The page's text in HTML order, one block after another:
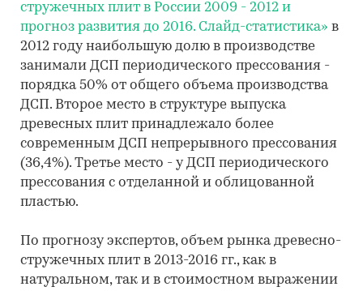
стружечных плит в России 2009 - 2012 и
прогноз развития до 2016. Слайд-статистика» в
2012 году наибольшую долю в производстве
занимали ДСП периодического прессования -
порядка 50% от общего объема производства
ДСП. Второе место в структуре выпуска
древесных плит принадлежало более
современным ДСП непрерывного прессования
(36,4%). Третье место - у ДСП периодического
прессования с отделанной и облицованной
пластью.
По прогнозу экспертов, объем рынка древесно-
стружечных плит в 2013-2016 гг., как в
натуральном, так и в стоимостном выражении